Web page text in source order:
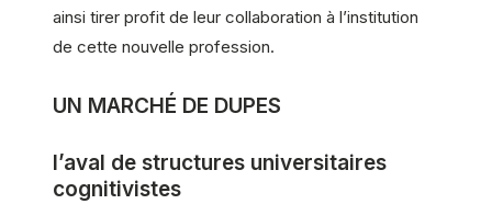
ainsi tirer profit de leur collaboration à l’institution
de cette nouvelle profession.
UN MARCHÉ DE DUPES
l’aval de structures universitaires
cognitivistes